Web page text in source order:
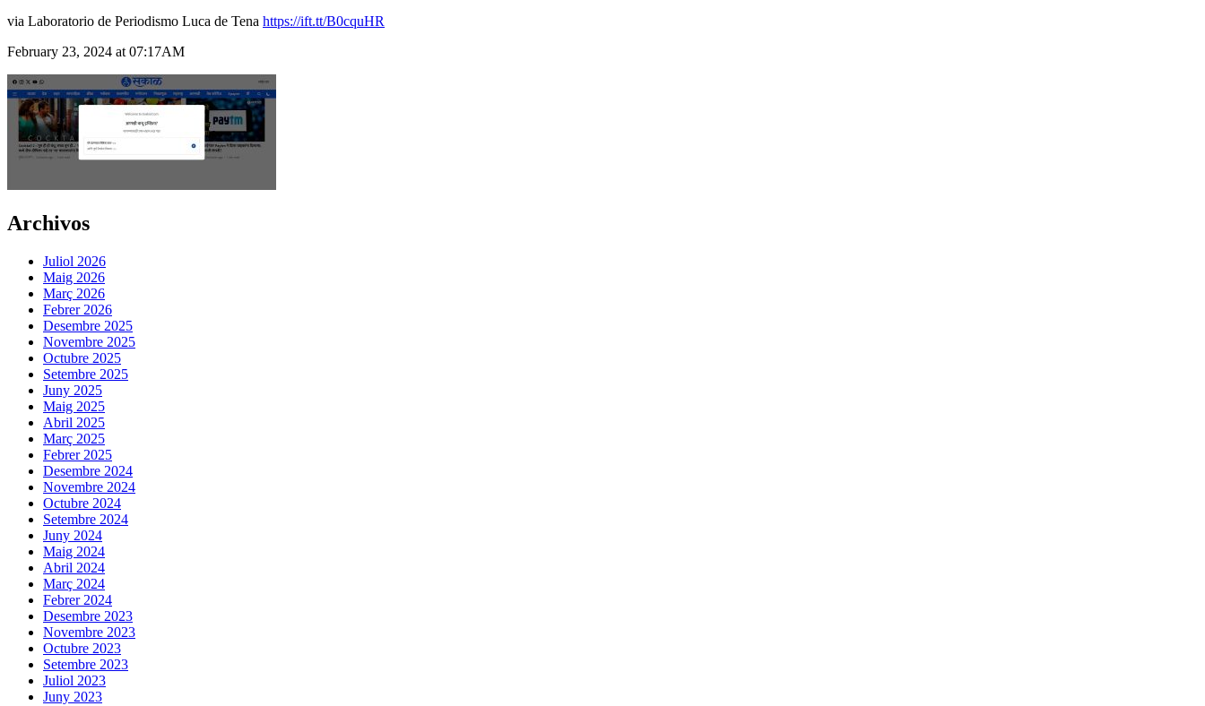
via Laboratorio de Periodismo Luca de Tena https://ift.tt/B0cquHR
February 23, 2024 at 07:17AM
Archivos
Juliol 2026
Maig 2026
Març 2026
Febrer 2026
Desembre 2025
Novembre 2025
Octubre 2025
Setembre 2025
Juny 2025
Maig 2025
Abril 2025
Març 2025
Febrer 2025
Desembre 2024
Novembre 2024
Octubre 2024
Setembre 2024
Juny 2024
Maig 2024
Abril 2024
Març 2024
Febrer 2024
Desembre 2023
Novembre 2023
Octubre 2023
Setembre 2023
Juliol 2023
Juny 2023